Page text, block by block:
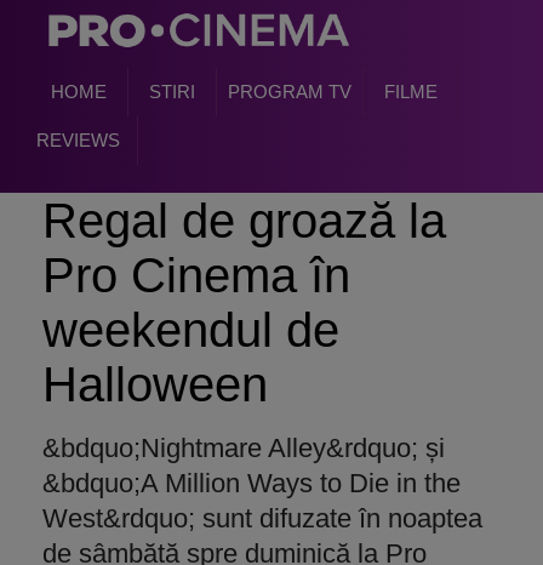
HOME STIRI PROGRAM TV FILME
REVIEWS
Regal de groază la
Pro Cinema în
weekendul de
Halloween
&bdquo;Nightmare Alley&rdquo; și
&bdquo;A Million Ways to Die in the
West&rdquo; sunt difuzate în noaptea
de sâmbătă spre duminică la Pro